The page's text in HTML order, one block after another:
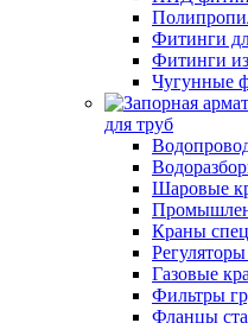
Фитинги
Фитинги
Чугунные
для труб
Шаровые
Краны
Газовые
Фильтры
Фланцы